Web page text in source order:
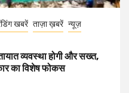
खबरें ताज़ा ख़बरें न्यूज़
व्यवस्था होगी और सख्त,
का विशेष फोकस